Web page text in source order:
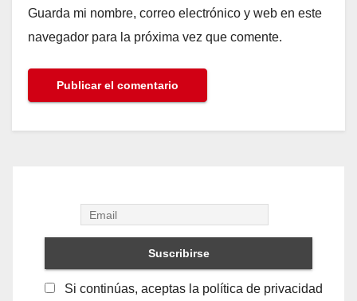
Guarda mi nombre, correo electrónico y web en este
navegador para la próxima vez que comente.
Si continúas, aceptas la política de privacidad